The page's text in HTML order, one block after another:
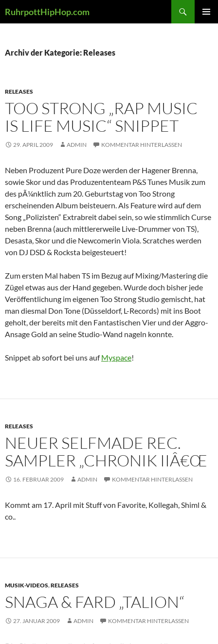
Inhalt
RuhrpottHipHop.com
Archiv der Kategorie: Releases
RELEASES
TOO STRONG „RAP MUSIC
IS LIFE MUSIC“ SNIPPET
29. APRIL 2009 ADMIN KOMMENTAR HINTERLASSEN
Neben Produzent Pure Doze werden der Hagener Brenna,
sowie Skor und das Produzententeam P&S Tunes Musik zum
des pÃ¼nktlich zum 20. Geburtstag von Too Strong
erscheinenden Album beisteuern. Als Feature wird auf dem
Song „Polizisten“ Extrabreit dabei sein, so wie stimmlich Curse
neben Brenna (auch mittlererweile Live-Drummer von TS),
Desasta, Skor und die Newcomerin Viola. Scratches werden
von DJ DSD & Rocksta beigesteuert!
Zum ersten Mal haben TS im Bezug auf Mixing/Mastering die
Zügel etwas aus der Hand gegeben. Wurde doch bisher jede
Veröffentlichung im eigenen Too Strong Studio gemischt, hat
man diesmal Don Tone (Düsseldorf, L-Records) mit ins Boot
geholt, der bereits mit den Fantastischen Vier und der Aggro-
Ansage Gold an seine Studio-Wand nageln konnte.
Snippet ab sofort bei uns aufMyspace!
RELEASES
NEUER SELFMADE REC.
SAMPLER „CHRONIK IIÂ€Œ
16. FEBRUAR 2009 ADMIN KOMMENTAR HINTERLASSEN
Kommt am 17. April mit Stuff von Favorite, Kollegah, Shiml &
co..
MUSIK-VIDEOS,RELEASES
SNAGA & FARD „TALION“
27. JANUAR 2009 ADMIN KOMMENTAR HINTERLASSEN